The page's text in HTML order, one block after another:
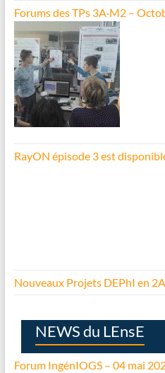
Forums des TPs 3A·M2 –
RayON épisode 3 est
Nouveaux Projets DEPhI en
NEWS du LEnsE
Forum IngénIOGS – 04 mai